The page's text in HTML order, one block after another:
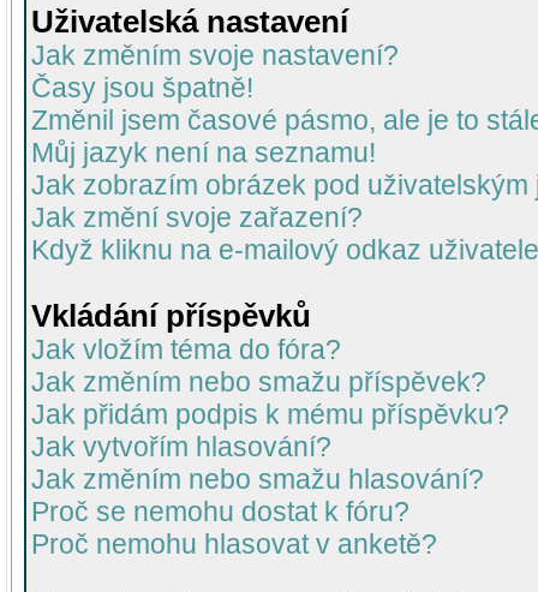
Uživatelská nastavení
Jak změním svoje nastavení?
Časy jsou špatně!
Změnil jsem časové pásmo, ale je to
Můj jazyk není na seznamu!
Jak zobrazím obrázek pod uživatelským
Jak změní svoje zařazení?
Když kliknu na e-mailový odkaz
Vkládání příspěvků
Jak vložím téma do fóra?
Jak změním nebo smažu příspěvek?
Jak přidám podpis k mému příspěvku?
Jak vytvořím hlasování?
Jak změním nebo smažu hlasování?
Proč se nemohu dostat k fóru?
Proč nemohu hlasovat v anketě?